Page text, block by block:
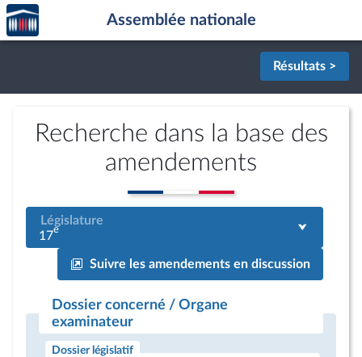
Aller au contenu
Aller en bas de la page
Accèder
à la
page
Assemblée nationale
Résultats >
Recherche dans la base des
amendements
Législature
17e
Suivre les amendements en discussion
Dossier concerné / Organe
examinateur
Dossier législatif